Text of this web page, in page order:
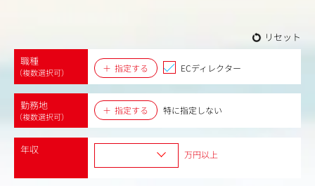
リセット
職種
（複数選択可） 指定する ECディレクター
勤務地
（複数選択可）
指定する 特に指定しない
年収 万円以上